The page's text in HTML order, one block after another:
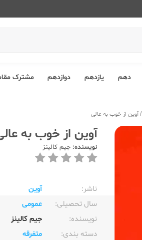
دهم یازدهم دوازدهم مشترک
/آوین از خوب به عالی
آوین از خوب به
نویسنده: جیم کالینز
ناشر:‌
آوین
سال تحصیلی:‌
عمومی
نویسنده:‌
جیم کالینز
دسته بندی:
متفرقه